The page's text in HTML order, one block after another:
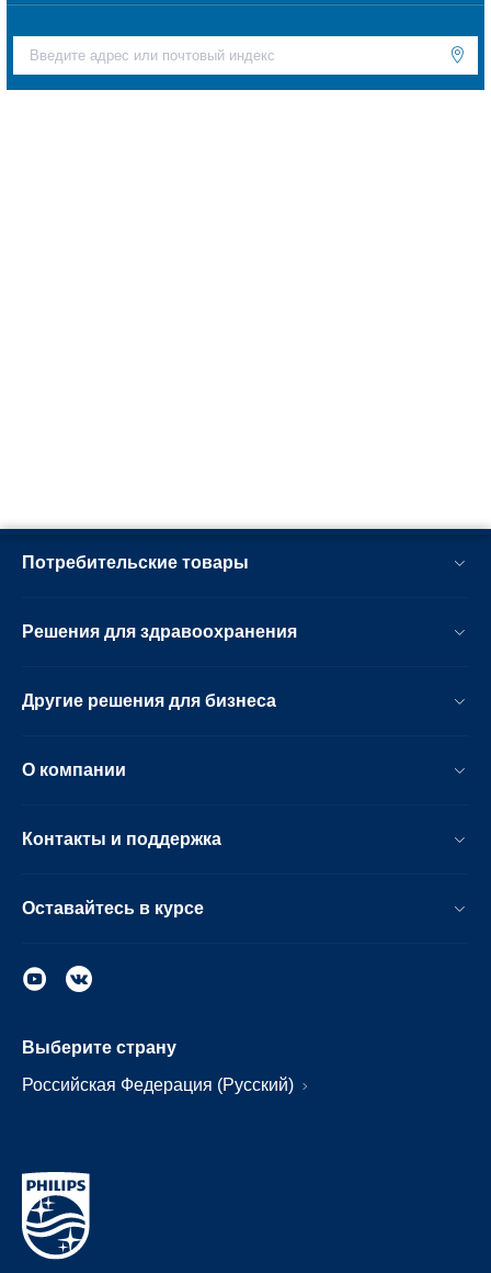
Потребительские товары
Решения для здравоохранения
Другие решения для бизнеса
О компании
Контакты и поддержка
Оставайтесь в курсе
Выберите страну
Российская Федерация (Русский)